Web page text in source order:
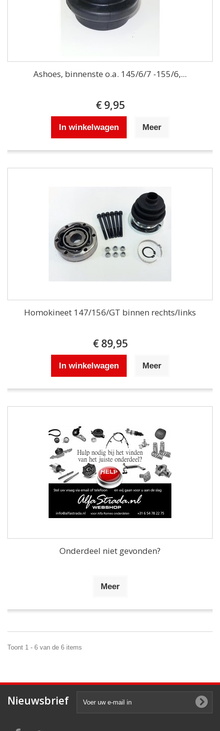
Ashoes, binnenste o.a. 145/6/7 -155/6,...
€ 9,95
In winkelwagen Meer
Homokineet 147/156/GT binnen rechts/links
€ 89,95
In winkelwagen Meer
Onderdeel niet gevonden?
Meer
Toont 1 - 6 van de 6 items
Nieuwsbrief